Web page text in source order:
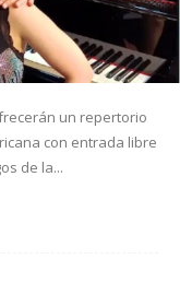
un repertorio
con entrada libre
de la...